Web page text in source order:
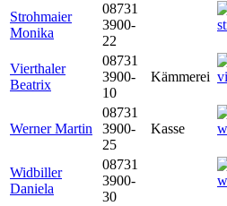
Strohmaier
Monika
08731
3900-
22
Vierthaler
Beatrix
08731
3900-
10
Kämmerei
Werner Martin
08731
3900-
25
Kasse
Widbiller
Daniela
08731
3900-
30